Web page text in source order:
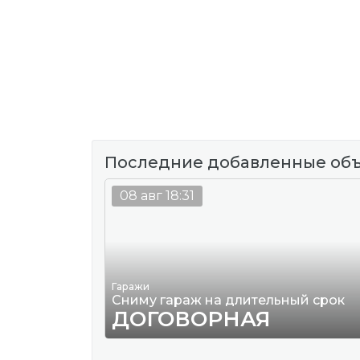
Последние добавленные
Гаражи
Сниму гараж на длительный срок
ДОГОВОРНАЯ
08 авг 18:31